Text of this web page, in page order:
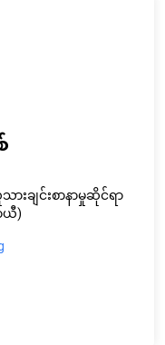
းချင်းစာနာမှုဆိုင်ရာ
ယီ)